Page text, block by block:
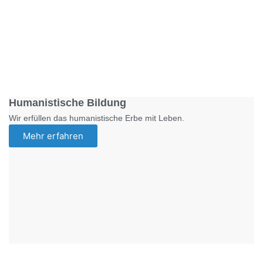
Humanistische Bildung
Wir erfüllen das humanistische Erbe mit Leben.
Mehr erfahren